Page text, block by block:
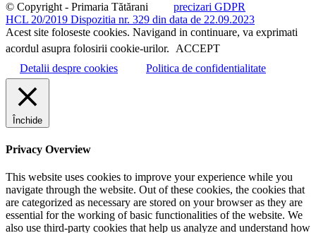
© Copyright - Primaria Tătărani precizari GDPR
HCL 20/2019 Dispozitia nr. 329 din data de 22.09.2023
Acest site foloseste cookies. Navigand in continuare, va exprimati
acordul asupra folosirii cookie-urilor. ACCEPT
Detalii despre cookies
Politica de confidentialitate
Închide
Privacy Overview
This website uses cookies to improve your experience while you
navigate through the website. Out of these cookies, the cookies that
are categorized as necessary are stored on your browser as they are
essential for the working of basic functionalities of the website. We
also use third-party cookies that help us analyze and understand how